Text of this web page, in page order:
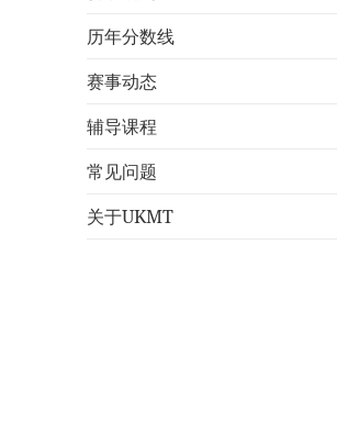
历年分数线
赛事动态
辅导课程
常见问题
关于UKMT